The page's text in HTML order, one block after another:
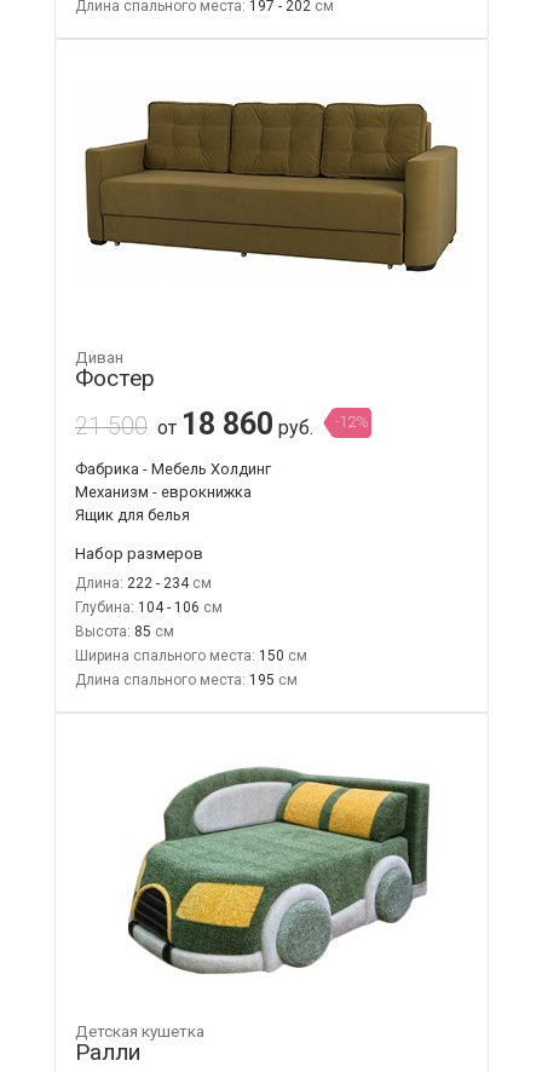
Длина спального места: 197 - 202
Диван
Фостер
21 500 от 18 860 руб. -12%
Фабрика - Мебель Холдинг
Механизм - еврокнижка
Ящик для белья
Набор размеров
Длина: 222 - 234
Глубина: 104 - 106
Высота: 85
Ширина спального места: 150
Длина спального места: 195
Детская кушетка
Ралли